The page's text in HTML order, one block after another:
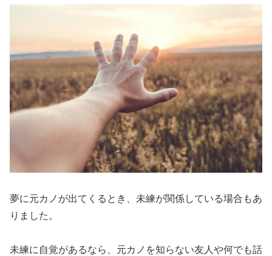
夢に元カノが出てくるとき、未練が関係している場合もあ
りました。
未練に自覚があるなら、元カノを知らない友人や何でも話